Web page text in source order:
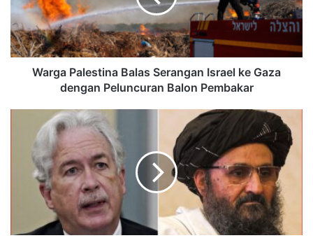
Warga Palestina Balas Serangan Israel ke Gaza
dengan Peluncuran Balon Pembakar